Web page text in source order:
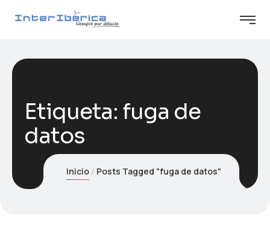
Etiqueta: fuga de
datos
Inicio Posts Tagged "fuga de datos"